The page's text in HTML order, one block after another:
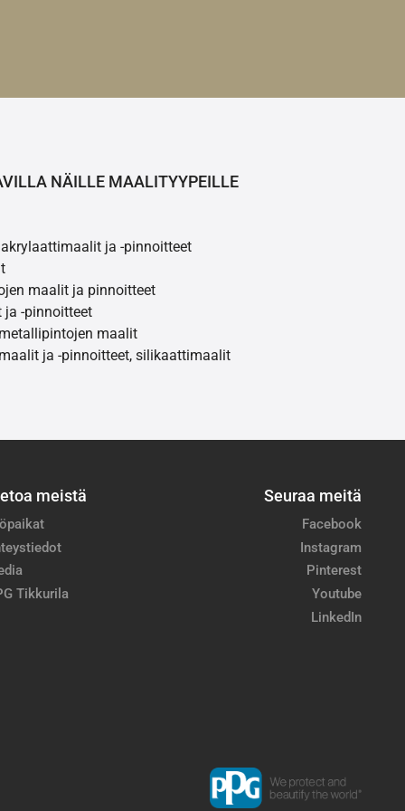
NÄILLE MAALITYYPEILLE
ja -pinnoitteet
maalit ja pinnoitteet
ja -pinnoitteet
maalit
ja -pinnoitteet, silikaattimaalit
meistä
Tikkurila
Seuraa meitä
Facebook
Instagram
Pinterest
Youtube
LinkedIn